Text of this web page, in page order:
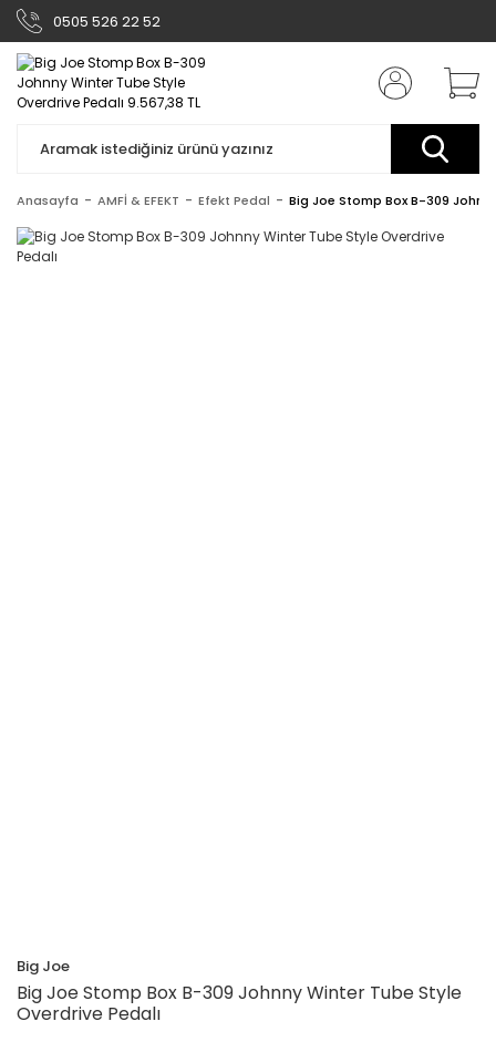
0505 526 22 52
Anasayfa AMFİ & EFEKT Efekt Pedal Big Joe Stomp Box B-309
Big Joe
Big Joe Stomp Box B-309 Johnny Winter Tube Style
Overdrive Pedalı